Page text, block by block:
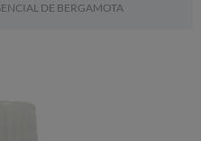
DE BERGAMOTA